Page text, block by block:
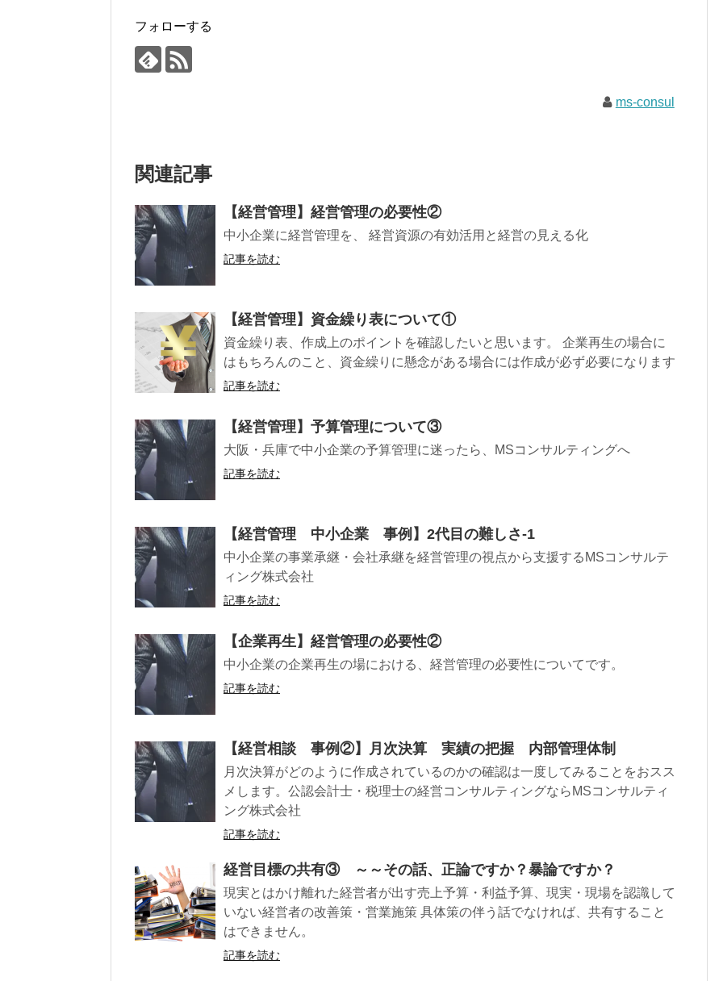
い
ウ
ィ
ン
ド
ウ
し
て
く
さ
い
で
開
す
)
フォローする
ms-consul
関連記事
【経営管理】経営管理の必要性②
中小企業に経営管理を、 経営資源の有効活用と経営の見える化
記事を読む
【経営管理】資金繰り表について①
資金繰り表、作成上のポイントを確認したいと思います。 企業再生の場合に
はもちろんのこと、資金繰りに懸念がある場合には作成が必ず必要になります
記事を読む
【経営管理】予算管理について③
大阪・兵庫で中小企業の予算管理に迷ったら、MSコンサルティングへ
記事を読む
【経営管理 中小企業 事例】2代目の難しさ-1
中小企業の事業承継・会社承継を経営管理の視点から支援するMSコンサルテ
ィング株式会社
記事を読む
【企業再生】経営管理の必要性②
中小企業の企業再生の場における、経営管理の必要性についてです。
記事を読む
【経営相談 事例②】月次決算 実績の把握 内部管理体制
月次決算がどのように作成されているのかの確認は一度してみることをおスス
メします。公認会計士・税理士の経営コンサルティングならMSコンサルティ
ング株式会社
記事を読む
経営目標の共有③ ～～その話、正論ですか？暴論ですか？
現実とはかけ離れた経営者が出す売上予算・利益予算、現実・現場を認識して
いない経営者の改善策・営業施策 具体策の伴う話でなければ、共有すること
はできません。
記事を読む